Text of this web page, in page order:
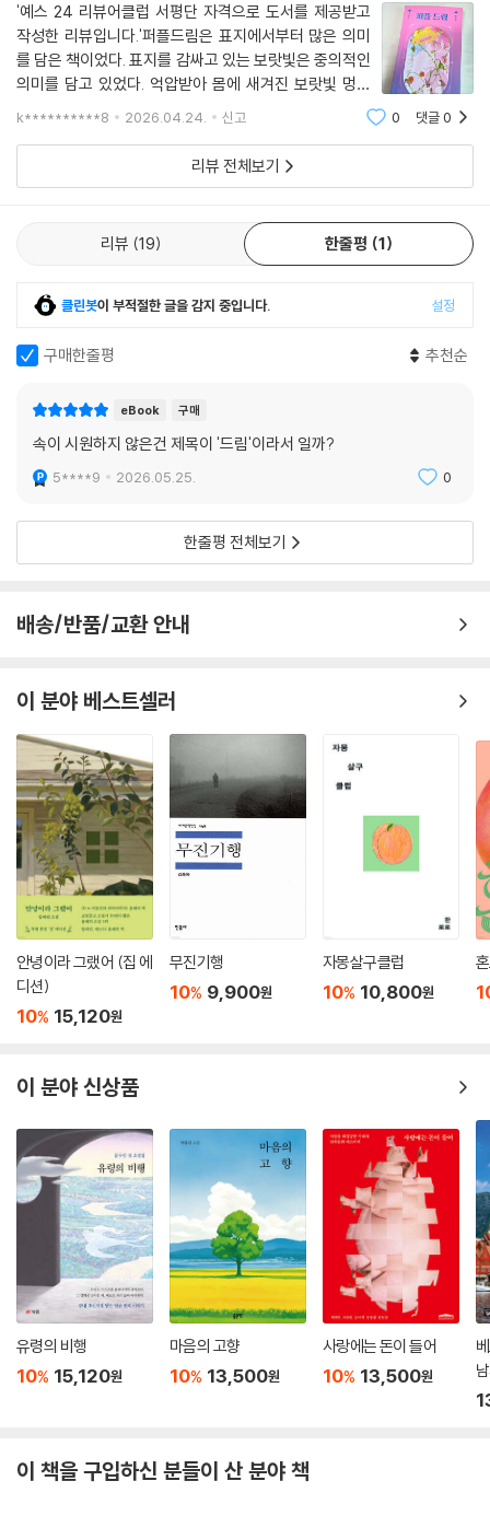
려 냈다. 작품 전반을 관통하는 ‘퍼플(자주색)’은 여성 운동에서 존엄과 정
의을 상징하며, 억눌렸던 여자들이 꿈꾸는 세계를 상징적으로 보여 준다.
「옥춘당 귀녀회」는 SF적 상상력을 바탕으로 과거와 현대를 넘나들며 자기
삶의 주인이 되려는 존재를 입체적으로 구현해 낸 작품이다. 작가는 시대
극 설정을 통해 ‘전통’이라는 이름으로 포장되어 끈질기게 재현되는 악습
과 차별을 날카롭게 파헤쳤다. 특히 시스템이 설계한 시나리오 속에서 소
모되는 엑스트라에 불과했던 여성들이 스스로 이름을 짓고 주체적으로 행
동하며 기획된 운명에 거칠게 저항하는 모습은 독자에게 통쾌한 전율을 선
「뱅가니갱 : 자주색 여자들」은 실제 인도에 존재하는 여성 자경단 ‘굴라비
맞서는 여성들의 투쟁을 생생하게 그려 낸 작품이다. 구원을 기다리는 대
보여 준다. 작가는 작품의 배경이 된 인도 라자스탄 현지에서 소설을 집필
했으며 촘촘하게 설계된 세계관과 디테일한 묘사로 압도적인 몰입감을 선
사한다.
는 ‘과거 여성들의 삶, 투쟁의 역사는 동일하다’고, ‘우리는 과거 여성들의
삶을 딛고 살고 있다’고 말한다. 먼저 싸워 온 여성들의 꿈이 우리가 살아가
에게 바치는 헌사이다.
'예스 24 리뷰어클럽 서평단 자격으로 도서를 제공받고
작성한 리뷰입니다.'퍼플드림은 표지에서부터 많은 의미
를 담은 책이었다. 표지를 감싸고 있는 보랏빛은 중의적인
의미를 담고 있었다. 억압받아 몸에 새겨진 보랏빛 멍을
상징하는 동시에, 고귀함과 신비로움을 상징하는 보라색
속 화원의 화려한 꽃들과 엉켜있는 덩굴은
k**********8 2026.04.24. 신고 0 댓글0
리뷰 전체보기
리뷰 19 한줄평 1
클린봇이 부적절한 글을 감지 중입니다. 설정
구매한줄평 추천순
eBook 구매
속이 시원하지 않은건 제목이 '드림'이라서 일까?
5****9 2026.05.25. 0
한줄평 전체보기
배송/반품/교환 안내
이 분야 베스트셀러
안녕이라 그랬어 (집 에
디션)
10% 15,120원
무진기행
10% 9,900원
자몽살구클럽
10% 10,800원
이 분야 신상품
유령의 비행
10% 15,120원
마음의 고향
10% 13,500원
사랑에는 돈이 들어
10% 13,500원
이 책을 구입하신 분들이 산 분야 책